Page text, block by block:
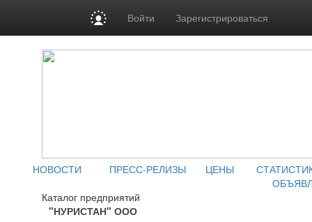
Войти Зарегистрироваться
НОВОСТИ ПРЕСС-РЕЛИЗЫ ЦЕНЫ
Каталог предприятий
"НУРИСТАН" ООО